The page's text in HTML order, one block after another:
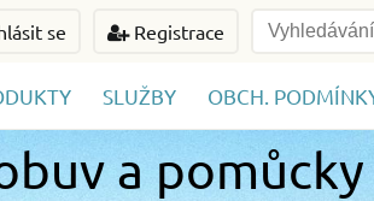
se Registrace
SLUŽBY OBCH.
a pomůcky